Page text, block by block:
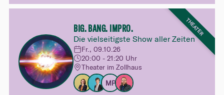
THEATER
BIG. BANG. IMPRO.
Die vielseitigste Show aller Zeiten
Fr., 09.10.26
20:00 - 21:20 Uhr
Theater im Zollhaus
MP